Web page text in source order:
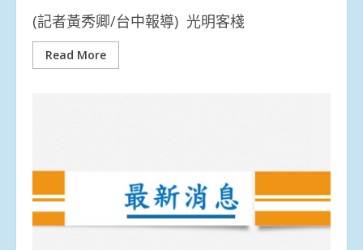
(記者黃秀卿/台中報導) 光明客棧
Read More